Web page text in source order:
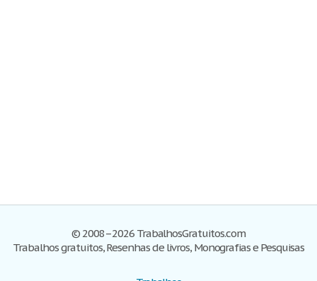
© 2008–2026 TrabalhosGratuitos.com
Trabalhos gratuitos, Resenhas de livros, Monografias e Pesquisas